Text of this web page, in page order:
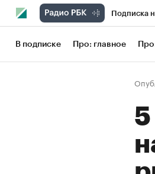
Подписка
Школа
Рынок
В подписке Про: главное